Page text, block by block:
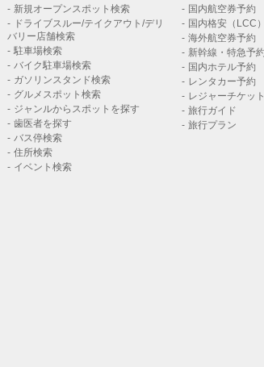
新規オープンスポット検索
ドライブスルー/テイクアウト/デリ
バリー店舗検索
駐車場検索
バイク駐車場検索
ガソリンスタンド検索
グルメスポット検索
ジャンルからスポットを探す
歯医者を探す
バス停検索
住所検索
イベント検索
国内航空券予約
国内格安（LCC
海外航空券予約
新幹線・特急予
国内ホテル予約
レンタカー予約
レジャーチケッ
旅行ガイド
旅行プラン